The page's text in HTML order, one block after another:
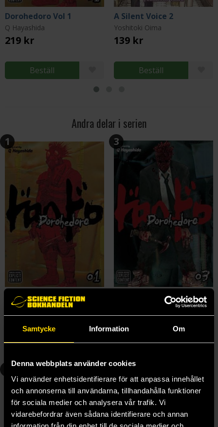
Samtycke Information Om
Denna webbplats använder cookies
Vi använder enhetsidentifierare för att anpassa innehållet
och annonserna till användarna, tillhandahålla funktioner
för sociala medier och analysera vår trafik. Vi
vidarebefordrar även sådana identifierare och annan
Dorohedoro Vol 1
Q Hayashida
219 kr
Beställ
A Silent Voice 2
Yoshitoki Oima
139 kr
Beställ
Andra delar i serien
1
Dorohedoro Vol 1
Q Hayashida
3
Dorohedoro Vol 3
5